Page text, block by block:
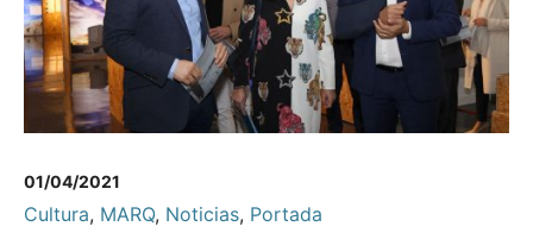
01/04/2021
Cultura, MARQ, Noticias, Portada